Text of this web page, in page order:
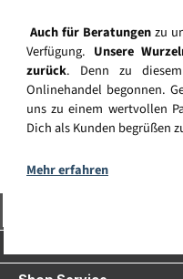
Auch für Beratungenzu
Verfügung. Unsere
zurück. Denn zu
Onlinehandel begonnen.
uns zu einem wertvollen
Dich als Kunden begrüßen
Mehr erfahren